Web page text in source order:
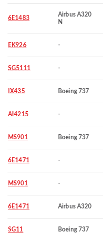
6E1483
Airbus A320
N
EK926 -
SG5111 -
IX435 Boeing 737
AI4215 -
MS901 Boeing 737
6E1471 -
MS901 -
6E1471 Airbus A320
SG11 Boeing 737